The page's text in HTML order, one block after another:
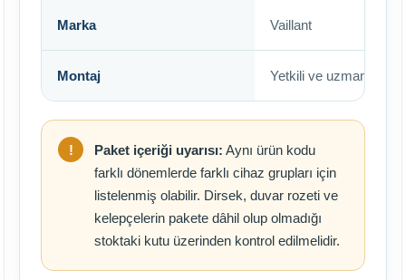
Marka Vaillant
Montaj Yetkili ve uzman kişiler
Paket içeriği uyarısı: Aynı ürün kodu
farklı dönemlerde farklı cihaz grupları için
listelenmiş olabilir. Dirsek, duvar rozeti ve
kelepçelerin pakete dâhil olup olmadığı
stoktaki kutu üzerinden kontrol edilmelidir.